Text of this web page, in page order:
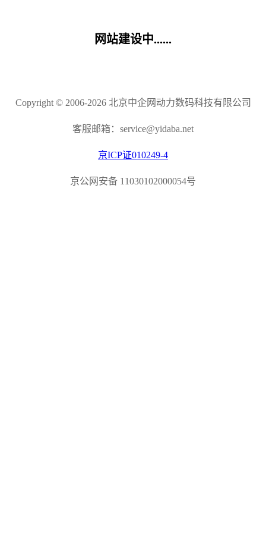
网站建设中......
Copyright © 2006-2026 北京中企网动力数码科技有限公司
客服邮箱：service@yidaba.net
京ICP证010249-4
京公网安备 11030102000054号